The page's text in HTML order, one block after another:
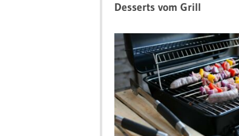
Desserts vom Grill